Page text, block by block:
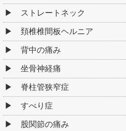
ストレートネック
頚椎椎間板ヘルニア
背中の痛み
坐骨神経痛
脊柱管狭窄症
すべり症
股関節の痛み